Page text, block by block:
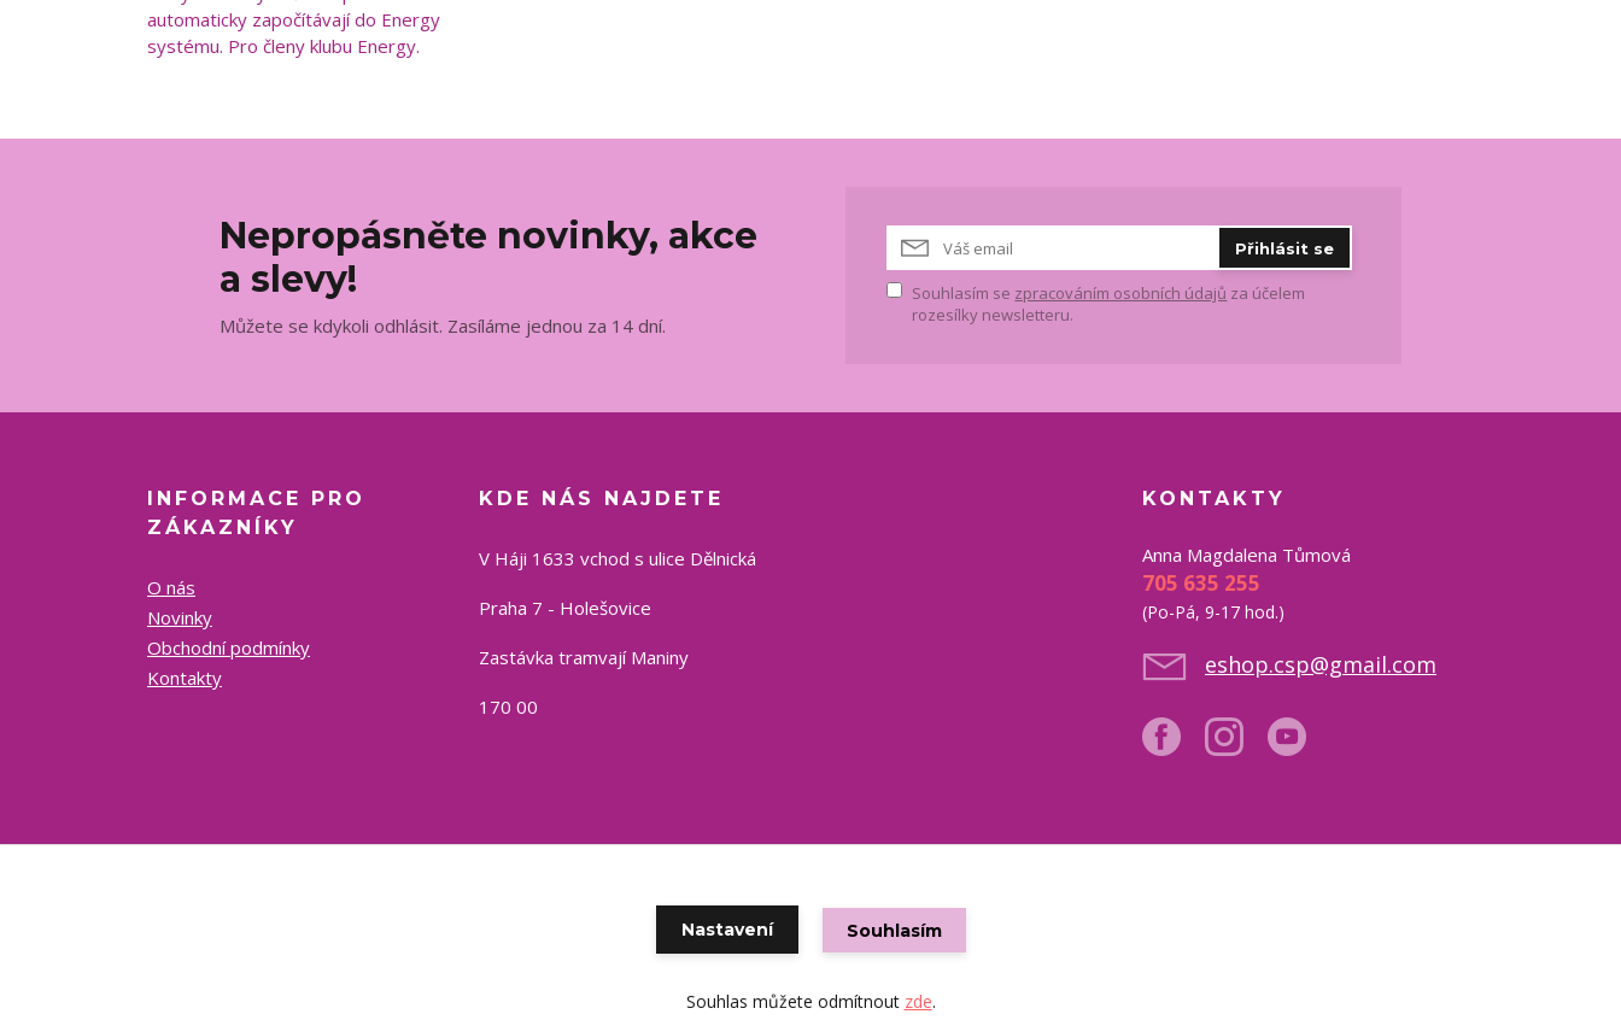
automaticky započítávají do Energy
systému. Pro členy klubu Energy.
Nepropásněte novinky, akce
a slevy!
Můžete se kdykoli odhlásit. Zasíláme jednou za 14 dní.
Přihlásit se
Souhlasím se zpracováním osobních údajů za účelem
rozesílky newsletteru.
INFORMACE PRO
ZÁKAZNÍKY
O nás
Novinky
Obchodní podmínky
Kontakty
KDE NÁS NAJDETE
V Háji 1633 vchod s ulice Dělnická
Praha 7 - Holešovice
Zastávka tramvají Maniny
170 00
KONTAKTY
Anna Magdalena Tůmová
705 635 255
(Po-Pá, 9-17 hod.)
eshop.csp@gmail.com
Copyright © 2021 eshop CSP
Vytvořeno na
Nastavení Souhlasím
Souhlas můžete odmítnout zde.